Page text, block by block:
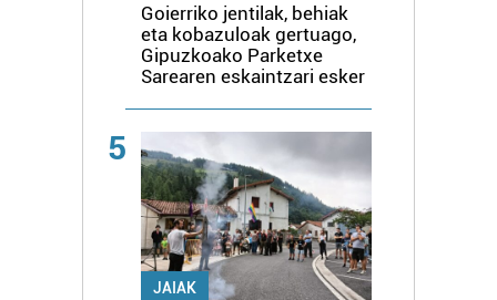
Goierriko jentilak, behiak
eta kobazuloak gertuago,
Gipuzkoako Parketxe
Sarearen eskaintzari esker
5
JAIAK